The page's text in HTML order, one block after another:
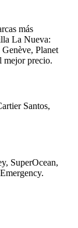
más
La Nueva:
Planet
mejor precio.
Santos,
SuperOcean,